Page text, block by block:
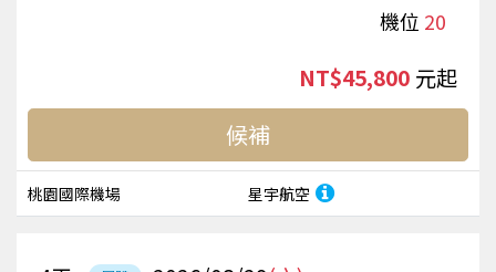
機位 20
桃園國際機場 星宇航空
NT$45,800 起
候補